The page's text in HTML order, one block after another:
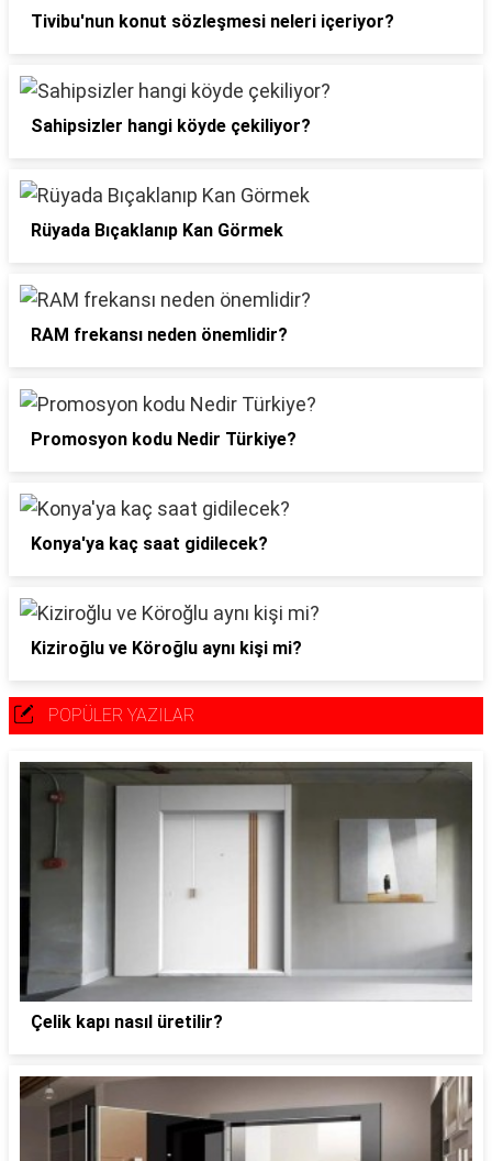
Tivibu'nun konut sözleşmesi neleri içeriyor?
Sahipsizler hangi köyde çekiliyor?
Rüyada Bıçaklanıp Kan Görmek
RAM frekansı neden önemlidir?
Promosyon kodu Nedir Türkiye?
Konya'ya kaç saat gidilecek?
Kiziroğlu ve Köroğlu aynı kişi mi?
POPÜLER YAZILAR
Çelik kapı nasıl üretilir?